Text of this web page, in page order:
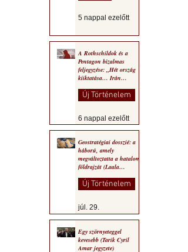
5 nappal ezelőtt
A Rothschildok és a
Pentagon bizalmas
feljegyzése: „Hét ország
kiiktatása… Irán
Új Történelem
6 nappal ezelőtt
Geostratégiai dosszié: a
háború, amely
megváltoztatta a hatalom
földrajzát (Laala
Új Történelem
júl. 29.
Egy szörnyeteggel
kevesebb (Tarik Cyril
Amar jegyzete)